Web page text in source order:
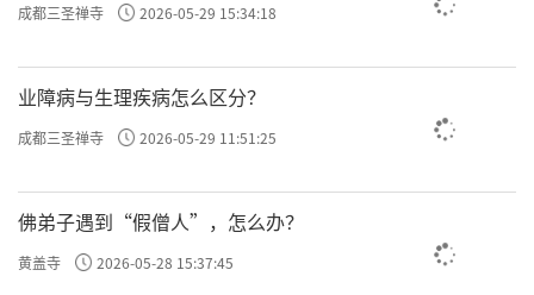
唐代咸通年间（860-874年），晚唐诗人皮
日休游历苏州怀古，与苏州本地名士陆龟蒙结
识，并作诗文相互唱和追忆馆娃宫。倾城倾国
成都三圣禅寺 2026-05-29 15:34:18
业障病与生理疾病怎么区分？
成都三圣禅寺 2026-05-29 11:51:25
佛弟子遇到“假僧人”，怎么办？
黄盖寺 2026-05-28 15:37:45